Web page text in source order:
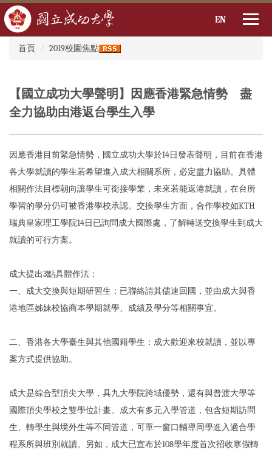
容
區
EN
:::
首頁
2019校園焦點
【國立成功大學聲明】因應香港緊急情勢 盡
全力協助由港返台學生入學
因應香港目前緊急情勢，國立成功大學於14日發表聲明，目前在香港
各大學就讀的學生若希望進入成大相關系所，必定盡力協助。具體
相關作法目標朝向讓學生可銜接學業，未來若能返港就讀，在台所
學習的學分仍可被香港學校承認。交換學生方面，合作學校如KTH
瑞典皇家理工學院14日已詢問成大國際處，了解轉送交換學生到成大
就讀的可行方案。
成大提出3點具體作法：
一、成大交換與短期研習生：已聯絡請其儘速回國，並由成大與香
港地區姊妹校協商本學期就學、成績及學分等相關事宜。
二、香港各大學臺生與其他國籍學生：成大歡迎來校就讀，並以專
案方式提供協助。
成大是綜合型頂尖大學，具九大學院跨域優勢，還有與普渡大學等
國際頂尖學校之雙學位計畫。成大有多元入學管道，包含短期訪問
生、轉學生與境外生等不同管道，可單一窗口輔導同學進入適合學
程系所與班別就讀。另如，成大已宣布於108學年度首次招收寒假轉